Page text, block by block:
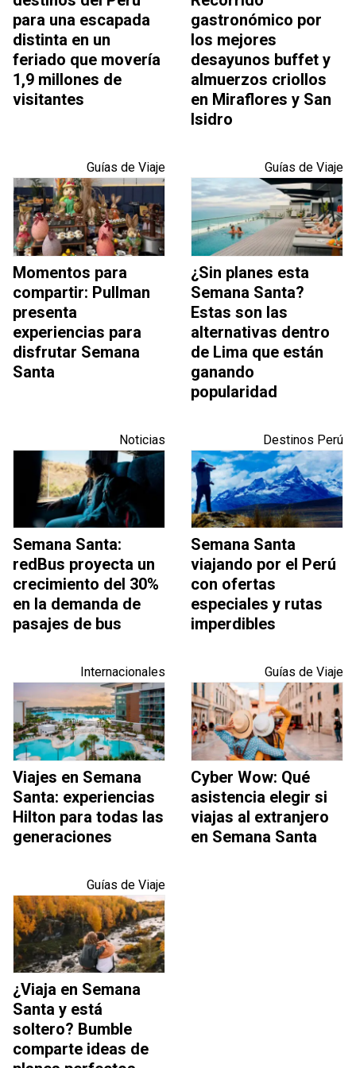
para una escapada
distinta en un
feriado que movería
1,9 millones de
visitantes
gastronómico por
los mejores
desayunos buffet y
almuerzos criollos
en Miraflores y San
Isidro
Guías de Viaje
Momentos para
compartir: Pullman
presenta
experiencias para
disfrutar Semana
Santa
Guías de Viaje
¿Sin planes esta
Semana Santa?
Estas son las
alternativas dentro
de Lima que están
ganando
popularidad
Noticias
Semana Santa:
redBus proyecta un
crecimiento del 30%
en la demanda de
pasajes de bus
Destinos Perú
Semana Santa
viajando por el Perú
con ofertas
especiales y rutas
imperdibles
Internacionales
Viajes en Semana
Santa: experiencias
Hilton para todas las
generaciones
Guías de Viaje
Cyber Wow: Qué
asistencia elegir si
viajas al extranjero
en Semana Santa
Guías de Viaje
¿Viaja en Semana
Santa y está
soltero? Bumble
comparte ideas de